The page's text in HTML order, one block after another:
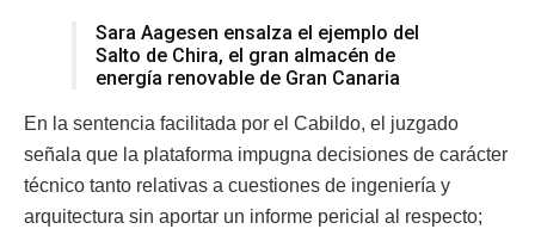
Sara Aagesen ensalza el ejemplo del
Salto de Chira, el gran almacén de
energía renovable de Gran Canaria
En la sentencia facilitada por el Cabildo, el juzgado
señala que la plataforma impugna decisiones de carácter
técnico tanto relativas a cuestiones de ingeniería y
arquitectura sin aportar un informe pericial al respecto;